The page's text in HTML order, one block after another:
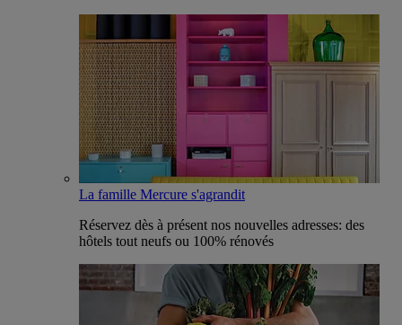
La famille Mercure s'agrandit
Réservez dès à présent nos nouvelles adresses: des
hôtels tout neufs ou 100% rénovés